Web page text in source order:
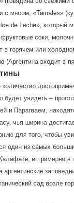
с мясом, «Tamales»
de Leche», который
соки,
в горячем или
(Аргентина входит в
увидеть –
и Парагваем,
чья ширина
для того, чтобы
один из самых
и примерно в
сад возле